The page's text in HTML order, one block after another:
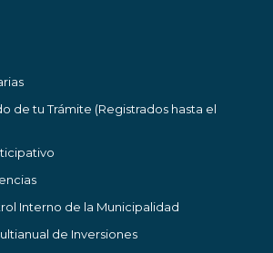
de tu Trámite (Registrados hasta el
Interno de la Municipalidad
de Inversiones